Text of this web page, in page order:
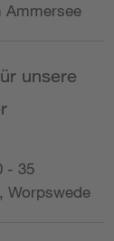
Ammersee
unsere
- 35
Worpswede